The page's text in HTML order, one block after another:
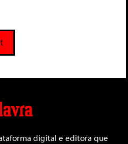
digital e editora que